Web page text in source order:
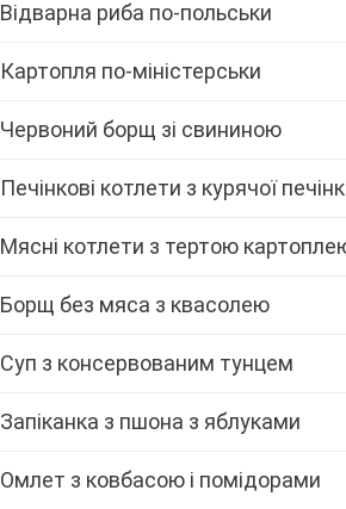
Відварна риба по-польськи
Картопля по-міністерськи
Червоний борщ зі свининою
Печінкові котлети з курячої
Мясні котлети з тертою
Борщ без мяса з квасолею
Суп з консервованим тунцем
Запіканка з пшона з яблуками
Омлет з ковбасою і помідорами